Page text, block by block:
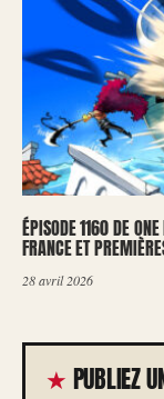
ÉPISODE 1160 DE
FRANCE ET
28 avril 2026
PUBLIEZ